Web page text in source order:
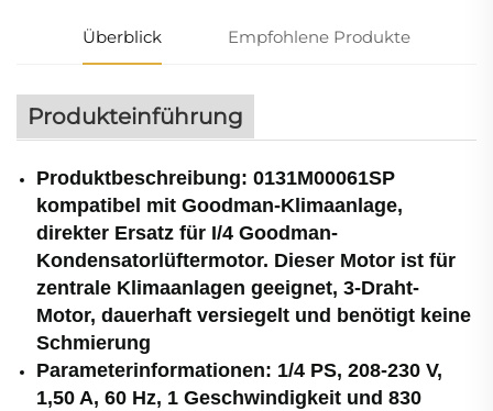
Überblick Empfohlene Produkte
Produkteinführung
Produktbeschreibung: 0131M00061SP
kompatibel mit Goodman-Klimaanlage,
direkter Ersatz für I/4 Goodman-
Kondensatorlüftermotor. Dieser Motor ist für
zentrale Klimaanlagen geeignet, 3-Draht-
Motor, dauerhaft versiegelt und benötigt keine
Schmierung
Parameterinformationen: 1/4 PS, 208-230 V,
1,50 A, 60 Hz, 1 Geschwindigkeit und 830